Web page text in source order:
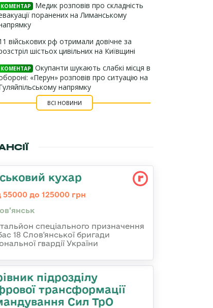
КОМЕНТАР
Медик розповів про складність
поранених на Лиманському
військових рф отримали довічне за
шістьох цивільних на Київщині
КОМЕНТАР
Окупанти шукають слабкі місця в
«Перун» розповів про ситуацію на
напрямку
ВСІ НОВИНИ
кухар
55000 до 125000 грн
спеціального призначення
18 Слов'янської бригади
гвардії України
підрозділу
трансформації
Сил ТрО